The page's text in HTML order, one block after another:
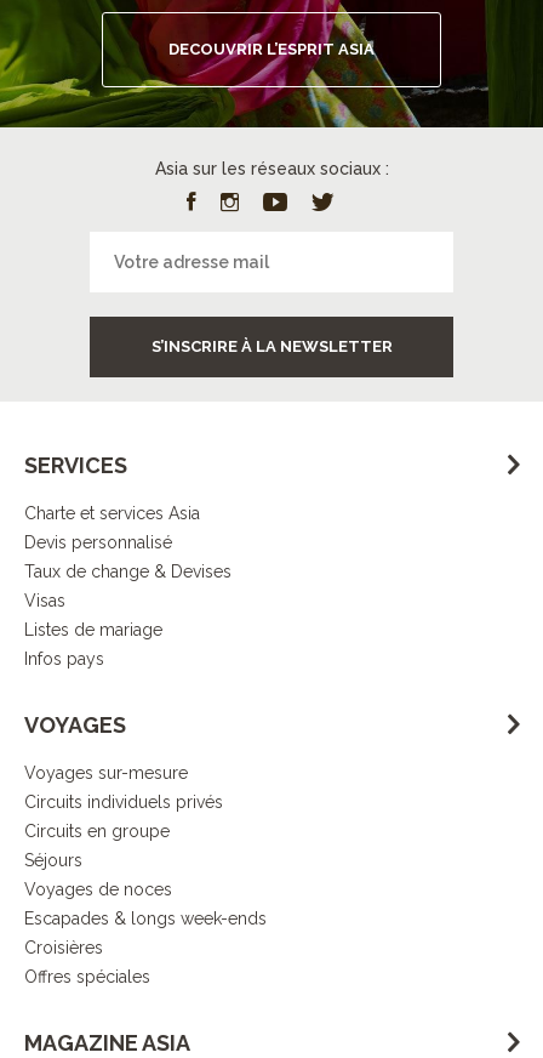
DECOUVRIR L’ESPRIT ASIA
Asia sur les réseaux sociaux :
S’INSCRIRE À LA NEWSLETTER
SERVICES
Charte et services Asia
Devis personnalisé
Taux de change & Devises
Visas
Listes de mariage
Infos pays
VOYAGES
Voyages sur-mesure
Circuits individuels privés
Circuits en groupe
Séjours
Voyages de noces
Escapades & longs week-ends
Croisières
Offres spéciales
MAGAZINE ASIA